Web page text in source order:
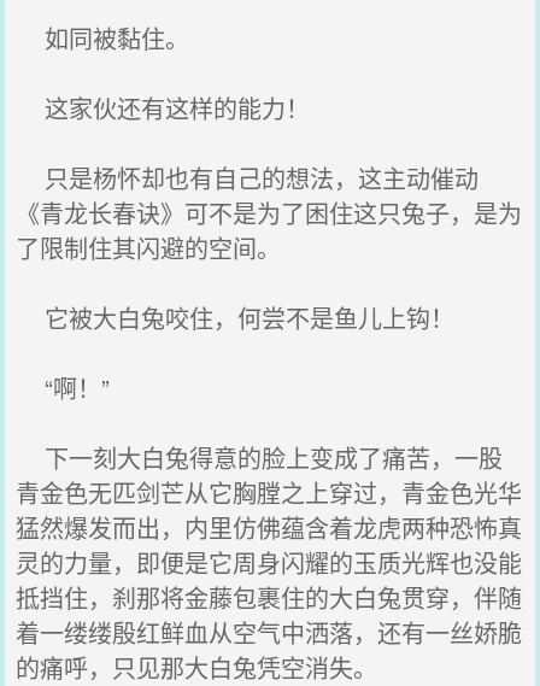
如同被黏住。
这家伙还有这样的能力！
只是杨怀却也有自己的想法，这主动催动
《青龙长春诀》可不是为了困住这只兔子，是为
了限制住其闪避的空间。
它被大白兔咬住，何尝不是鱼儿上钩！
“啊！”
下一刻大白兔得意的脸上变成了痛苦，一股
青金色无匹剑芒从它胸膛之上穿过，青金色光华
猛然爆发而出，内里仿佛蕴含着龙虎两种恐怖真
灵的力量，即便是它周身闪耀的玉质光辉也没能
抵挡住，刹那将金藤包裹住的大白兔贯穿，伴随
着一缕缕殷红鲜血从空气中洒落，还有一丝娇脆
的痛呼，只见那大白兔凭空消失。